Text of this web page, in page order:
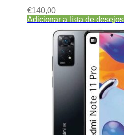
€140,00
Adicionar a lista de desejos